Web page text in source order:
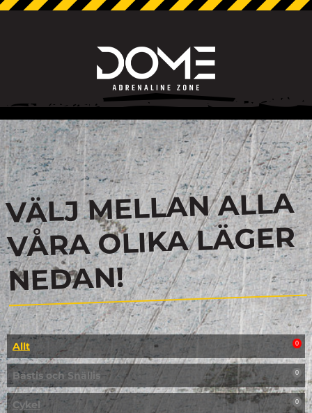
VÄLJ MELLAN ALLA
VÅRA OLIKA LÄGER
NEDAN!
Allt 0
Bästis och Snällis 0
Cykel 0